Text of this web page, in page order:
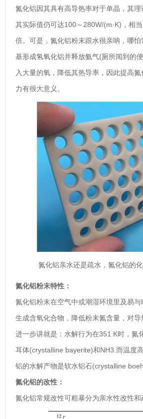
氮化铝因其具有高导热率对于单晶，其理
其实际值仍可达100～280W/(m·K)，相
倍。可是，氮化铝粉末跟水很亲呐，哪
基形成氢氧化铝并释放氨气(厕所闻到的
入大量的氧，降低其热导率，因此提高
力有很大意义。
氮化铝亲水还是疏水，氮化铝的
氮化铝粉末特性：
氮化铝粉末在空气中或潮湿环境里及易
生成含氧化合物，降低粉末氮含量，对
进一步讲就是：水解行为在351 K时，氮
耳体(crystalline bayerite)和NH3.而温度
铝的水解产物是软水铝石(crystalline
氮化铝的改性：
氮化铝常规改性可粗暴分为亲水性改性和